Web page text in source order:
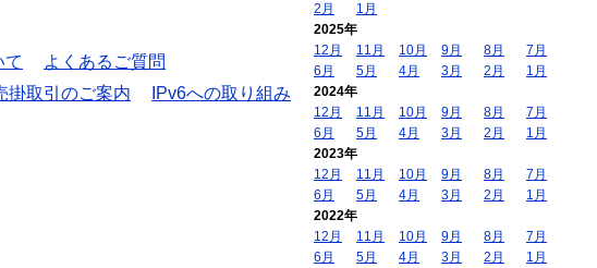
て
よくあるご質問
掛取引のご案内
IPv6への取り組み
2月
1月
2025年
12月
11月 10月 9月 8月
7月
6月
5月 4月 3月 2月
1月
2024年
12月
11月 10月 9月 8月
7月
6月
5月 4月 3月 2月
1月
2023年
12月
11月 10月 9月 8月
7月
6月
5月 4月 3月 2月
1月
2022年
12月
11月 10月 9月 8月
7月
6月
5月 4月 3月 2月
1月